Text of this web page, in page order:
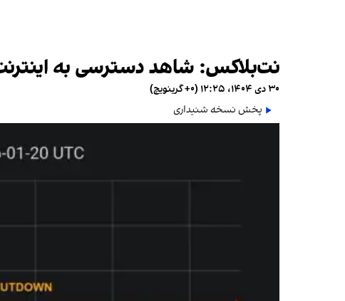
نت‌بلاکس: شاهد دسترسی به
۳۰ دی ۱۴۰۴، ۱۲:۲۵ (‎+۰ گرینویچ)
پخش نسخه شنیداری